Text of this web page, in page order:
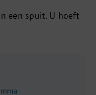
een spuit. U hoeft